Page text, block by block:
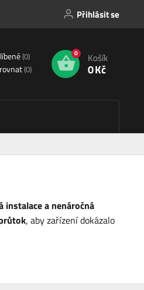
Přihlásit se
(0)
(0)
0 Košík
0 Kč
instalace a nenáročná
, aby zařízení dokázalo